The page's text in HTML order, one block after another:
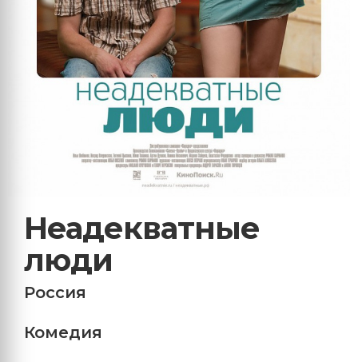
Неадекватные
люди
Россия
Комедия